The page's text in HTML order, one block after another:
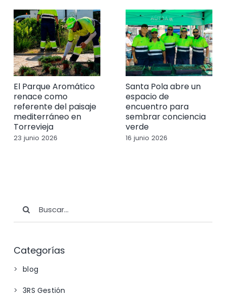
El Parque Aromático
renace como
referente del paisaje
mediterráneo en
Torrevieja
23 junio 2026
Santa Pola abre un
espacio de
encuentro para
sembrar conciencia
verde
16 junio 2026
Categorías
blog
3RS Gestión